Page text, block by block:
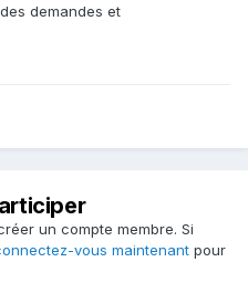
demandes et
un compte membre. Si
vous maintenant pour